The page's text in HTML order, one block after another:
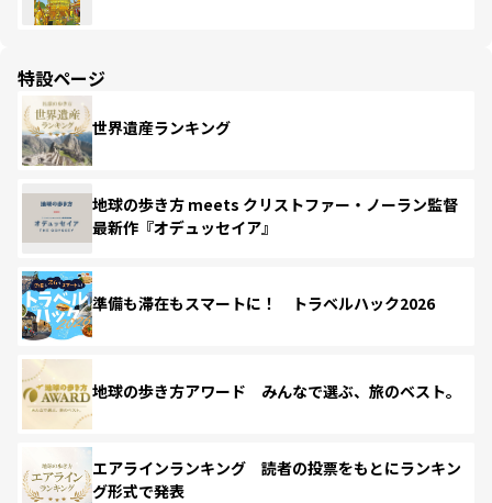
特設ページ
世界遺産ランキング
地球の歩き方 meets クリストファー・ノーラン監督
最新作『オデュッセイア』
準備も滞在もスマートに！ トラベルハック2026
地球の歩き方アワード みんなで選ぶ、旅のベスト。
エアラインランキング 読者の投票をもとにランキン
グ形式で発表